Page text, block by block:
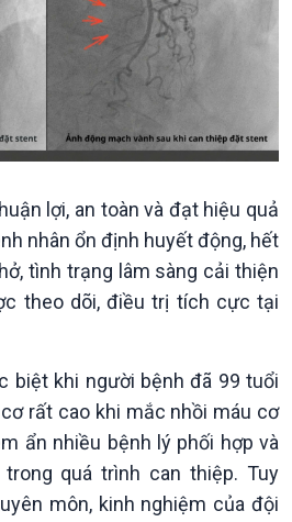
đảo
Tìm hiểu biển, đảo Việt
Khoa học & Công nghệ
Tin Khoa học & Công nghệ
lợi, an toàn và đạt hiệu quả
nhân ổn định huyết động, hết
tình trạng lâm sàng cải thiện
theo dõi, điều trị tích cực tại
biệt khi người bệnh đã 99 tuổi
rất cao khi mắc nhồi máu cơ
ẩn nhiều bệnh lý phối hợp và
quá trình can thiệp. Tuy
môn, kinh nghiệm của đội